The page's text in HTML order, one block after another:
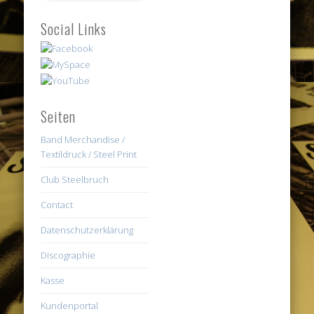
Social Links
Seiten
Band Merchandise /
Textildruck / Steel Print
Club Steelbruch
Contact
Datenschutzerklärung
Discographie
Kasse
Kundenportal